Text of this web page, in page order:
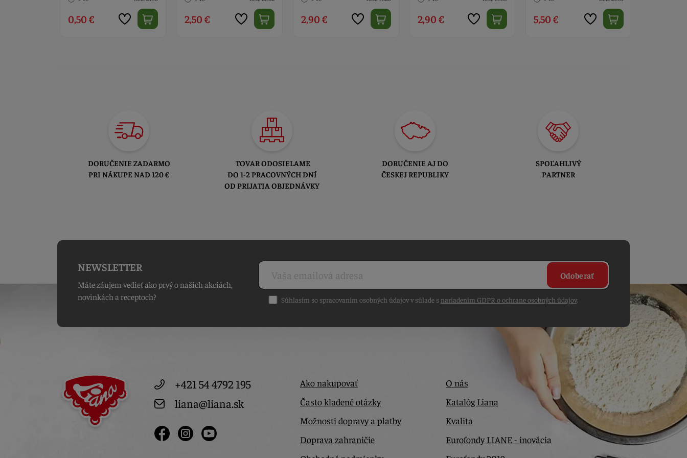
2,50 € 2,90 € 2,90 € 5,50 € 5,50 €
DORUČENIE ZADARMO
PRI NÁKUPE NAD 120 €
TOVAR ODOSIELAME
DO 1-2 PRACOVNÝCH DNÍ
OD PRIJATIA OBJEDNÁVKY
DORUČENIE AJ DO
ČESKEJ REPUBLIKY
SPOĽAHLIVÝ
PARTNER
NEWSLETTER
Máte záujem vedieť ako prvý o našich akciách,
novinkách a receptoch?
Odoberať
Súhlasím so spracovaním osobných údajov v súlade snariadením GDPR o ochrane osobných údajov.
+421 54 4792 195
liana@liana.sk
Ako nakupovať
Často kladené otázky
Možnosti dopravy a platby
Doprava zahraničie
O nás
Katalóg Liana
Kvalita
Eurofondy LIANE - inovácia